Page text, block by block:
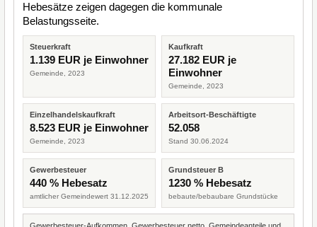
Hebesätze zeigen dagegen die kommunale
Belastungsseite.
Steuerkraft
1.139 EUR je Einwohner
Gemeinde, 2023
Kaufkraft
27.182 EUR je
Einwohner
Gemeinde, 2023
Einzelhandelskaufkraft
8.523 EUR je Einwohner
Gemeinde, 2023
Arbeitsort-Beschäftigte
52.058
Stand 30.06.2024
Gewerbesteuer
440 % Hebesatz
amtlicher Gemeindewert 31.12.2025
Grundsteuer B
1230 % Hebesatz
bebaute/bebaubare Grundstücke